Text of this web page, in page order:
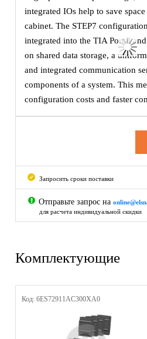
integrated IOs help to save
cabinet. The STEP7
integrated into the TIA Portal
on shared data storage, a
and integrated communication
components of a system. This
configuration costs and faster
Запросить сроки поставки
Отправьте запрос на
для расчета индивидуальной скидки
Комплектующие
Код: 6ES72911AC300XA0